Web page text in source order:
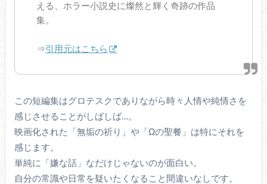
える、ホラー小説史に燦然と輝く奇跡の作品
集。
⇒引用元はこちら
この短編集はグロテスクでありながら時々人情や純情さを
感じさせることがしばしば…。
映画化された「無垢の祈り」や「Ωの聖餐」は特にそれを
感じます。
単純に「嫌な話」なだけじゃないのが面白い。
自分の常識や日常を疑いたくなること間違いなしです。